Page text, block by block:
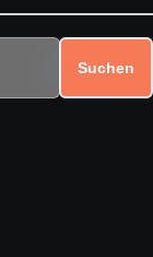
Suchen